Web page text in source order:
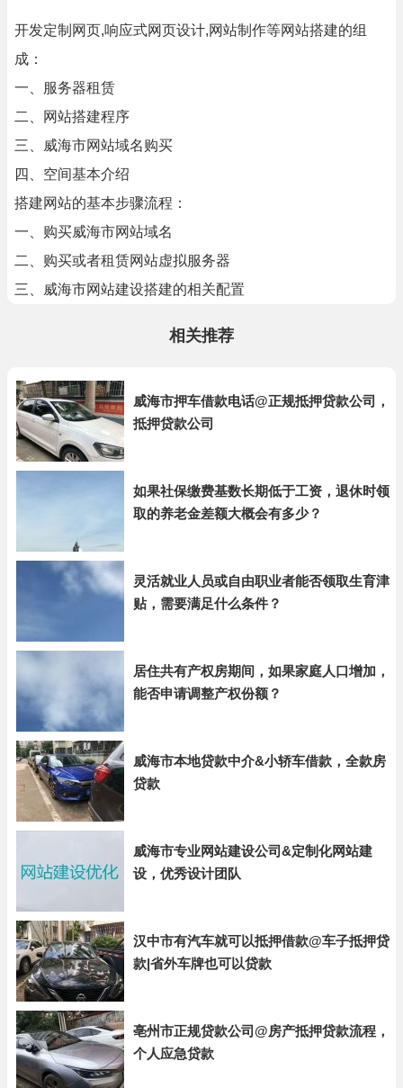
开发定制网页,响应式网页设计,网站制作等网站搭建的组
成：
一、服务器租赁
二、网站搭建程序
三、威海市网站域名购买
四、空间基本介绍
搭建网站的基本步骤流程：
一、购买威海市网站域名
二、购买或者租赁网站虚拟服务器
三、威海市网站建设搭建的相关配置
相关推荐
威海市押车借款电话@正规抵押贷款公司，
抵押贷款公司
如果社保缴费基数长期低于工资，退休时领
取的养老金差额大概会有多少？
灵活就业人员或自由职业者能否领取生育津
贴，需要满足什么条件？
居住共有产权房期间，如果家庭人口增加，
能否申请调整产权份额？
威海市本地贷款中介&小轿车借款，全款房
贷款
威海市专业网站建设公司&定制化网站建
设，优秀设计团队
汉中市有汽车就可以抵押借款@车子抵押贷
款|省外车牌也可以贷款
亳州市正规贷款公司@房产抵押贷款流程，
个人应急贷款